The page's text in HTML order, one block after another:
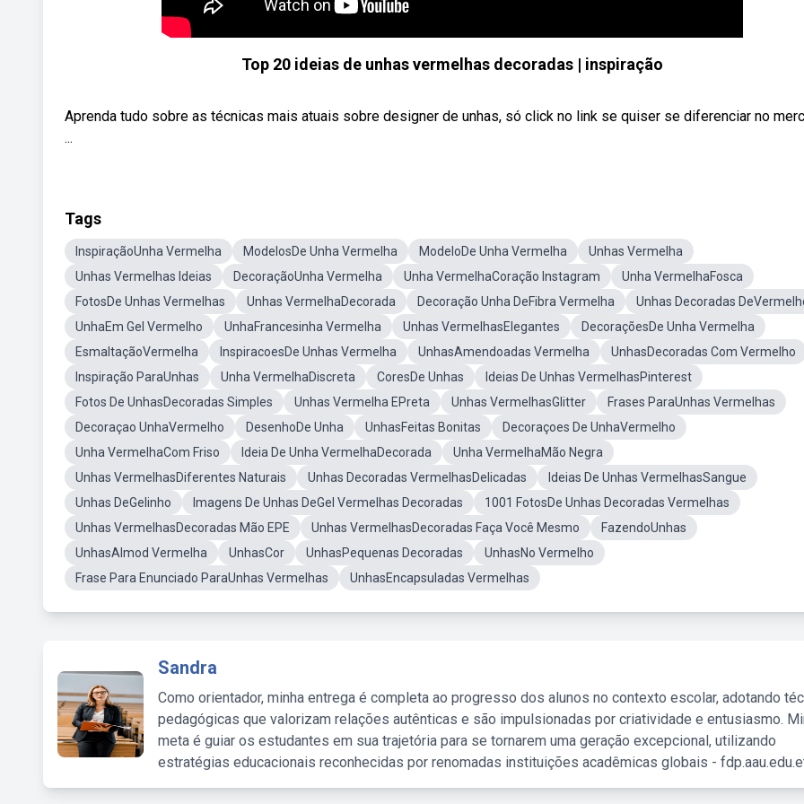
Top 20 ideias de unhas vermelhas decoradas | inspiração
Aprenda tudo sobre as técnicas mais atuais sobre designer de unhas, só click no link se quiser se diferenciar no
...
Tags
InspiraçãoUnha Vermelha ModelosDe Unha Vermelha ModeloDe Unha Vermelha
Unhas Vermelha
Unhas Vermelhas Ideias
DecoraçãoUnha Vermelha Unha VermelhaCoração Instagram
Unha VermelhaFosca
FotosDe Unhas Vermelhas
Unhas VermelhaDecorada Decoração Unha DeFibra Vermelha
Unhas Decoradas
UnhaEm Gel Vermelho
UnhaFrancesinha Vermelha Unhas VermelhasElegantes
DecoraçõesDe Unha Vermelha
EsmaltaçãoVermelha
InspiracoesDe Unhas Vermelha UnhasAmendoadas Vermelha
UnhasDecoradas Com Vermelho
Inspiração ParaUnhas
Unha VermelhaDiscreta CoresDe Unhas
Ideias De Unhas VermelhasPinterest
Fotos De UnhasDecoradas Simples
Unhas Vermelha EPreta Unhas VermelhasGlitter
Frases ParaUnhas Vermelhas
Decoraçao UnhaVermelho
DesenhoDe Unha UnhasFeitas Bonitas
Decoraçoes De UnhaVermelho
Unha VermelhaCom Friso
Ideia De Unha VermelhaDecorada
Unha VermelhaMão Negra
Unhas VermelhasDiferentes Naturais
Unhas Decoradas VermelhasDelicadas
Ideias De Unhas VermelhasSangue
Unhas DeGelinho
Imagens De Unhas DeGel Vermelhas Decoradas
1001 FotosDe Unhas Decoradas Vermelhas
Unhas VermelhasDecoradas Mão EPE
Unhas VermelhasDecoradas Faça Você Mesmo
FazendoUnhas
UnhasAlmod Vermelha
UnhasCor UnhasPequenas Decoradas
UnhasNo Vermelho
Frase Para Enunciado ParaUnhas Vermelhas
UnhasEncapsuladas Vermelhas
Sandra
Como orientador, minha entrega é completa ao progresso dos alunos no contexto escolar, adotando
pedagógicas que valorizam relações autênticas e são impulsionadas por criatividade e entusiasmo.
meta é guiar os estudantes em sua trajetória para se tornarem uma geração excepcional, utilizando
estratégias educacionais reconhecidas por renomadas instituições acadêmicas globais -